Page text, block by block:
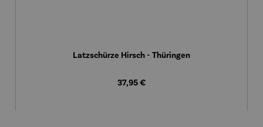
Latzschürze Hirsch - Thüringen
Regulärer Preis:
37,95 €